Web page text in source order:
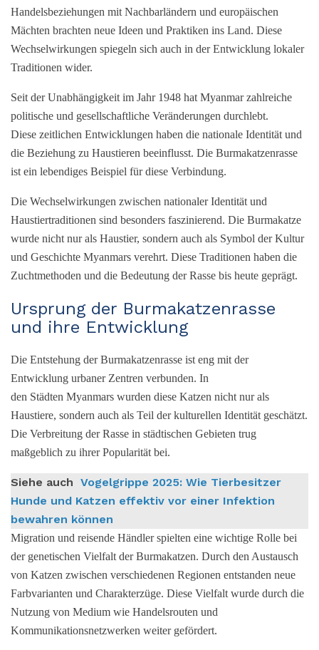
Handelsbeziehungen mit Nachbarländern und europäischen
Mächten brachten neue Ideen und Praktiken ins Land. Diese
Wechselwirkungen spiegeln sich auch in der Entwicklung lokaler
Traditionen wider.
Seit der Unabhängigkeit im Jahr 1948 hat Myanmar zahlreiche
politische und gesellschaftliche Veränderungen durchlebt.
Diese zeitlichen Entwicklungen haben die nationale Identität und
die Beziehung zu Haustieren beeinflusst. Die Burmakatzenrasse
ist ein lebendiges Beispiel für diese Verbindung.
Die Wechselwirkungen zwischen nationaler Identität und
Haustiertraditionen sind besonders faszinierend. Die Burmakatze
wurde nicht nur als Haustier, sondern auch als Symbol der Kultur
und Geschichte Myanmars verehrt. Diese Traditionen haben die
Zuchtmethoden und die Bedeutung der Rasse bis heute geprägt.
Ursprung der Burmakatzenrasse
und ihre Entwicklung
Die Entstehung der Burmakatzenrasse ist eng mit der
Entwicklung urbaner Zentren verbunden. In
den Städten Myanmars wurden diese Katzen nicht nur als
Haustiere, sondern auch als Teil der kulturellen Identität geschätzt.
Die Verbreitung der Rasse in städtischen Gebieten trug
maßgeblich zu ihrer Popularität bei.
Siehe auch Vogelgrippe 2025: Wie Tierbesitzer
Hunde und Katzen effektiv vor einer Infektion
bewahren können
Migration und reisende Händler spielten eine wichtige Rolle bei
der genetischen Vielfalt der Burmakatzen. Durch den Austausch
von Katzen zwischen verschiedenen Regionen entstanden neue
Farbvarianten und Charakterzüge. Diese Vielfalt wurde durch die
Nutzung von Medium wie Handelsrouten und
Kommunikationsnetzwerken weiter gefördert.